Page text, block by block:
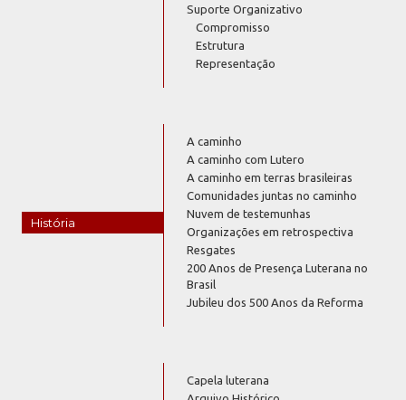
Suporte Organizativo
Compromisso
Estrutura
Representação
História
A caminho
A caminho com Lutero
A caminho em terras brasileiras
Comunidades juntas no caminho
Nuvem de testemunhas
Organizações em retrospectiva
Resgates
200 Anos de Presença Luterana no
Brasil
Jubileu dos 500 Anos da Reforma
Capela luterana